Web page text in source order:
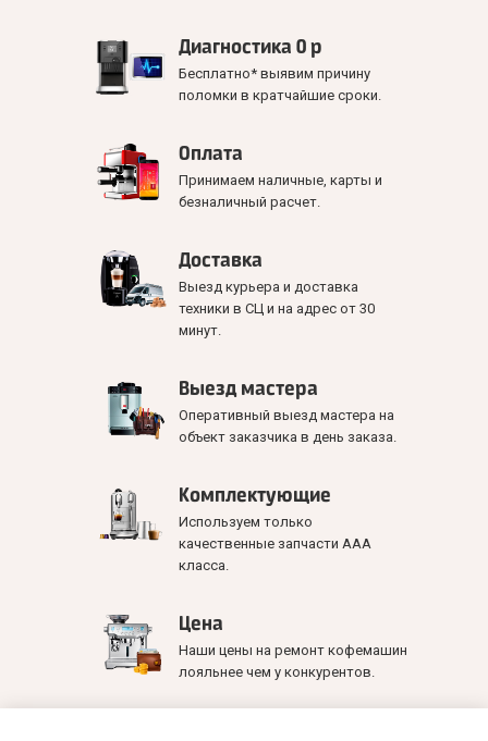
Диагностика 0 р
Бесплатно* выявим причину
поломки в кратчайшие сроки.
Оплата
Принимаем наличные, карты и
безналичный расчет.
Доставка
Выезд курьера и доставка
техники в СЦ и на адрес от 30
минут.
Выезд мастера
Оперативный выезд мастера на
объект заказчика в день заказа.
Комплектующие
Используем только
качественные запчасти ААА
класса.
Цена
Наши цены на ремонт кофемашин
лояльнее чем у конкурентов.